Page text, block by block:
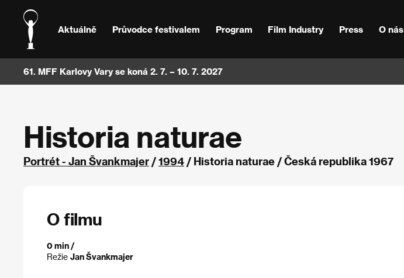
Aktuálně Průvodce festivalem Program Film Industry Press O nás
61. MFF Karlovy Vary se koná 2. 7. – 10. 7. 2027
Historia naturae
Portrét - Jan Švankmajer /1994 / Historia naturae / Česká republika 1967
O filmu
0 min /
Režie Jan Švankmajer